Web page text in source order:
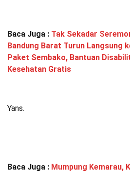
Baca Juga : Tak Sekadar
Bandung Barat Turun Langsung
Paket Sembako, Bantuan
Kesehatan Gratis
Yans.
Baca Juga : Mumpung Kemarau,